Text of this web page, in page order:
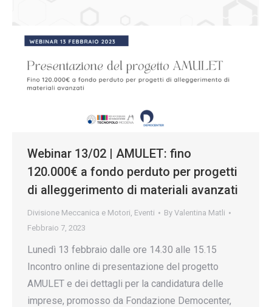
Webinar 13/02 | AMULET: fino
120.000€ a fondo perduto per progetti
di alleggerimento di materiali avanzati
Divisione Meccanica e Motori, Eventi By Valentina Matli
Febbraio 7, 2023
Lunedì 13 febbraio dalle ore 14.30 alle 15.15
Incontro online di presentazione del progetto
AMULET e dei dettagli per la candidatura delle
imprese, promosso da Fondazione Democenter,